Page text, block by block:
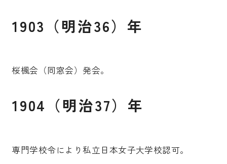
1903（明治36）年
桜楓会（同窓会）発会。
1904（明治37）年
専門学校令により私立日本女子大学校認可。